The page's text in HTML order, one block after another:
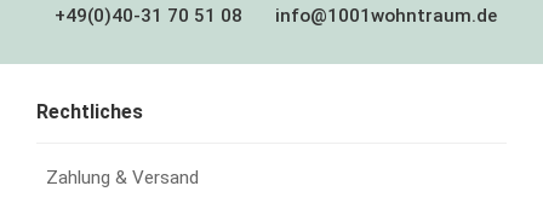
Möbel ohne den Einsatz von Metallverbindungen zu genießen,
gewährleistet. Mit unserer fortschrittlichen Montagetechnologie
Qualität oder Design verzichten zu müssen. Genießen Sie
Sicherheit steht an erster Stelle
+49(0)40-31 70 51 08 info@1001wohntraum.de
Rechtliches
Zahlung & Versand